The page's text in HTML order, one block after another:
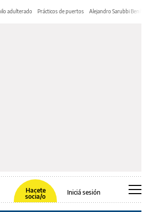
adulterado Prácticos de puertos Alejandro Sarubbi Benítez
Hacete
socia/o
Iniciá sesión